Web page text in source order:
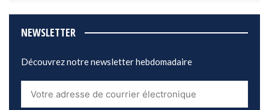
NEWSLETTER
Découvrez notre newsletter hebdomadaire